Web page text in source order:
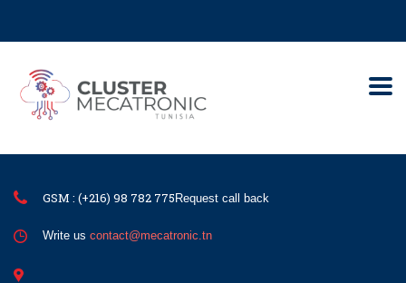
GSM : (+216) 98 782 775 Request call back
Write us contact@mecatronic.tn